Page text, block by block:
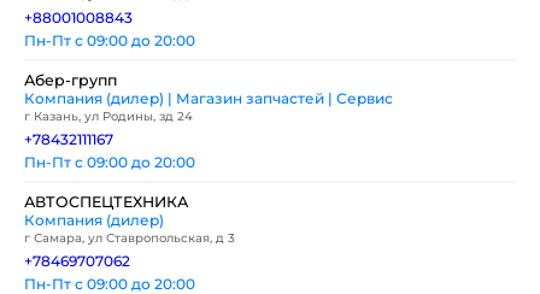
+88001008843
Пн-Пт с 09:00 до 20:00
Абер-групп
Компания (дилер) | Магазин запчастей | Сервис
г Казань, ул Родины, зд 24
+78432111167
Пн-Пт с 09:00 до 20:00
АВТОСПЕЦТЕХНИКА
Компания (дилер)
г Самара, ул Ставропольская, д 3
+78469707062
Пн-Пт с 09:00 до 20:00